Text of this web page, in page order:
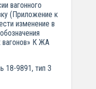
вагонного
(Приложение к
изменение в
вагонов» К ЖА
18-9891, тип 3